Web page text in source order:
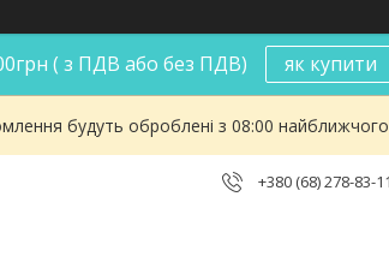
( з ПДВ або без ПДВ) як купити
будуть оброблені з 08:00
+380 (68) 278-83-11